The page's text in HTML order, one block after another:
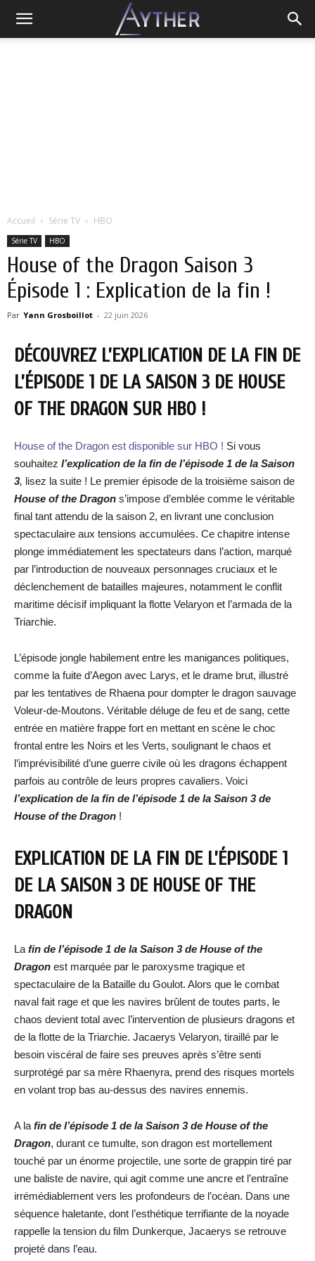
Accueil Série TV HBO
Série TV HBO
House of the Dragon Saison 3
Épisode 1 : Explication de la fin !
Par Yann Grosboillot - 22 juin 2026
DÉCOUVREZ L’EXPLICATION DE LA FIN DE
L’ÉPISODE 1 DE LA SAISON 3 DE HOUSE
OF THE DRAGON SUR HBO !
House of the Dragon est disponible sur HBO ! Si vous
souhaitez l’explication de la fin de l’épisode 1 de la Saison
3, lisez la suite ! Le premier épisode de la troisième saison de
House of the Dragon s’impose d’emblée comme le véritable
final tant attendu de la saison 2, en livrant une conclusion
spectaculaire aux tensions accumulées. Ce chapitre intense
plonge immédiatement les spectateurs dans l’action, marqué
par l’introduction de nouveaux personnages cruciaux et le
déclenchement de batailles majeures, notamment le conflit
maritime décisif impliquant la flotte Velaryon et l’armada de la
Triarchie.
L’épisode jongle habilement entre les manigances politiques,
comme la fuite d’Aegon avec Larys, et le drame brut, illustré
par les tentatives de Rhaena pour dompter le dragon sauvage
Voleur-de-Moutons. Véritable déluge de feu et de sang, cette
entrée en matière frappe fort en mettant en scène le choc
frontal entre les Noirs et les Verts, soulignant le chaos et
l’imprévisibilité d’une guerre civile où les dragons échappent
parfois au contrôle de leurs propres cavaliers. Voici
l’explication de la fin de l’épisode 1 de la Saison 3 de
House of the Dragon !
EXPLICATION DE LA FIN DE L’ÉPISODE 1
DE LA SAISON 3 DE HOUSE OF THE
DRAGON
La fin de l’épisode 1 de la Saison 3 de House of the
Dragon est marquée par le paroxysme tragique et
spectaculaire de la Bataille du Goulot. Alors que le combat
naval fait rage et que les navires brûlent de toutes parts, le
chaos devient total avec l’intervention de plusieurs dragons et
de la flotte de la Triarchie. Jacaerys Velaryon, tiraillé par le
besoin viscéral de faire ses preuves après s’être senti
surprotégé par sa mère Rhaenyra, prend des risques mortels
en volant trop bas au-dessus des navires ennemis.
A la fin de l’épisode 1 de la Saison 3 de House of the
Dragon, durant ce tumulte, son dragon est mortellement
touché par un énorme projectile, une sorte de grappin tiré par
une baliste de navire, qui agit comme une ancre et l’entraîne
irrémédiablement vers les profondeurs de l’océan. Dans une
séquence haletante, dont l’esthétique terrifiante de la noyade
rappelle la tension du film Dunkerque, Jacaerys se retrouve
projeté dans l’eau.